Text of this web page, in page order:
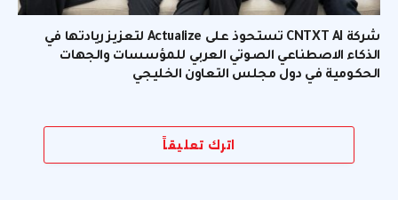
شركة CNTXT AI تستحوذ على Actualize لتعزيز ريادتها في
الذكاء الاصطناعي الصوتي العربي للمؤسسات والجهات
الحكومية في دول مجلس التعاون الخليجي
اترك تعليقاً